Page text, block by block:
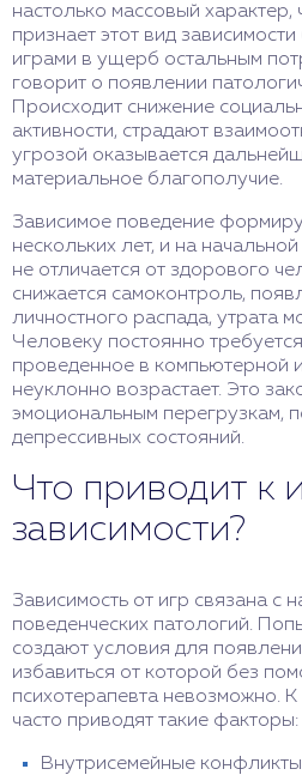
настолько массовый
признает этот вид
играми в ущерб остальным
говорит о появлении
Происходит снижение
активности, страдают
угрозой оказывается
материальное благополучие.
Зависимое поведение
нескольких лет, и на
не отличается от здорового
снижается самоконтроль,
личностного распада, утрата
Человеку постоянно
проведенное в компьютерной
неуклонно возрастает. Это
эмоциональным перегрузкам,
депрессивных состояний.
Что приводит к
зависимости?
Зависимость от игр связана с
поведенческих патологий.
создают условия для
избавиться от которой без
психотерапевта невозможно.
часто приводят такие факторы:
Внутрисемейные